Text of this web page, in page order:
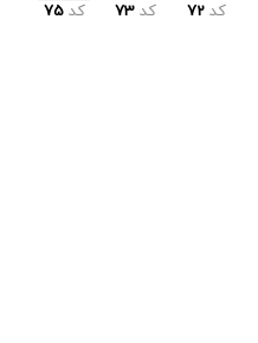
کد 72 کد 73 کد 75